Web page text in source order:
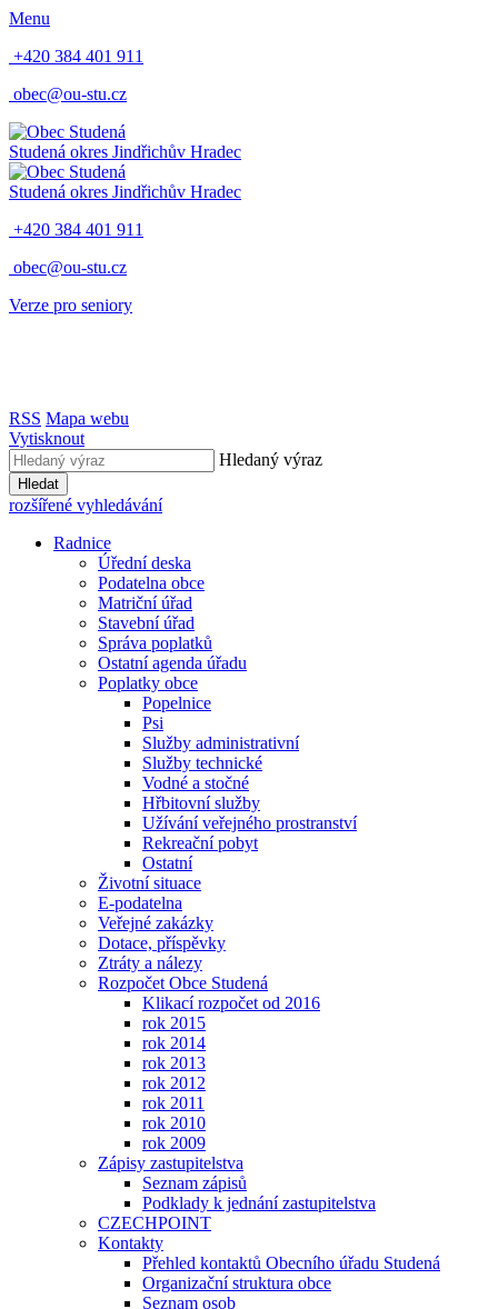
Menu
+420 384 401 911
obec@ou-stu.cz
Studená okres Jindřichův Hradec
Studená okres Jindřichův Hradec
+420 384 401 911
obec@ou-stu.cz
Verze pro seniory
RSS Mapa webu
Vytisknout
Hledaný výraz
Hledat
rozšířené vyhledávání
Radnice
Úřední deska
Podatelna obce
Matriční úřad
Stavební úřad
Správa poplatků
Ostatní agenda úřadu
Poplatky obce
Popelnice
Psi
Služby administrativní
Služby technické
Vodné a stočné
Hřbitovní služby
Užívání veřejného prostranství
Rekreační pobyt
Ostatní
Životní situace
E-podatelna
Veřejné zakázky
Dotace, příspěvky
Ztráty a nálezy
Rozpočet Obce Studená
Klikací rozpočet od 2016
rok 2015
rok 2014
rok 2013
rok 2012
rok 2011
rok 2010
rok 2009
Zápisy zastupitelstva
Seznam zápisů
Podklady k jednání zastupitelstva
CZECHPOINT
Kontakty
Přehled kontaktů Obecního úřadu Studená
Organizační struktura obce
Seznam osob